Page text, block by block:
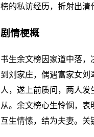
榜的私访经历，折射出清
剧情梗概
书生余文榜因家道中落
到刘家庄，偶遇富家女
人，遂上前质问，两人
从。余文榜心生怜悯，
互生情愫，结为夫妻。关